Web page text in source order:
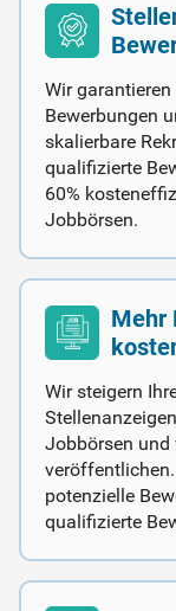
Wir
Bewerbungen
skalierbare
qualifizierte
60%
Jobbörsen.
Mehr
Wir steigern
Jobbörsen
potenzielle
qualifizierte